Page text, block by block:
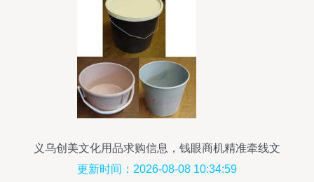
义乌创美文化用品求购信息，钱眼商机精准牵线文
化产业新脉动
更新时间：2026-08-08 10:34:59